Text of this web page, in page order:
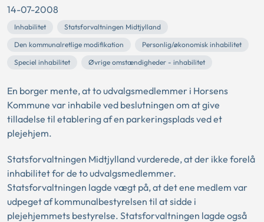
14-07-2008
Inhabilitet
Statsforvaltningen Midtjylland
Den kommunalretlige modifikation
Personlig/økonomisk inhabilitet
Speciel inhabilitet
Øvrige omstændigheder - inhabilitet
En borger mente, at to udvalgsmedlemmer i Horsens
Kommune var inhabile ved beslutningen om at give
tilladelse til etablering af en parkeringsplads ved et
plejehjem.
Statsforvaltningen Midtjylland vurderede, at der ikke forelå
inhabilitet for de to udvalgsmedlemmer.
Statsforvaltningen lagde vægt på, at det ene medlem var
udpeget af kommunalbestyrelsen til at sidde i
plejehjemmets bestyrelse. Statsforvaltningen lagde også